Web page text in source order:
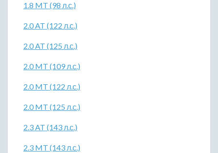
1.8 MT (98 л.с.)
2.0 AT (122 л.с.)
2.0 AT (125 л.с.)
2.0 MT (109 л.с.)
2.0 MT (122 л.с.)
2.0 MT (125 л.с.)
2.3 AT (143 л.с.)
2.3 MT (143 л.с.)